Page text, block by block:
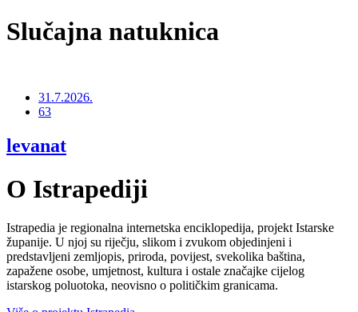
Slučajna natuknica
31.7.2026.
63
levanat
O Istrapediji
Istrapedia je regionalna internetska enciklopedija, projekt Istarske
županije. U njoj su riječju, slikom i zvukom objedinjeni i
predstavljeni zemljopis, priroda, povijest, svekolika baština,
zapažene osobe, umjetnost, kultura i ostale značajke cijelog
istarskog poluotoka, neovisno o političkim granicama.